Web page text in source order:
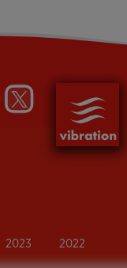
2023 2022